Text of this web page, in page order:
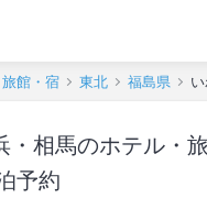
館・宿 東北 福島県
・相馬のホテル・
予約